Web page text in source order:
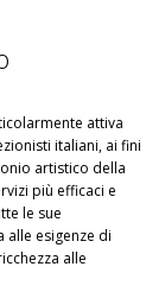
attiva
italiani, ai fini
artistico della
più efficaci e
le sue
alle esigenze di
alle